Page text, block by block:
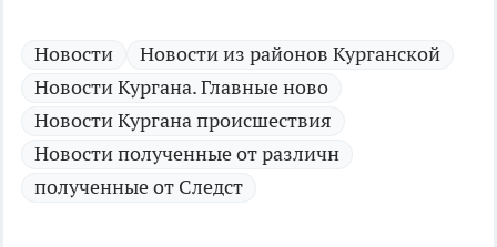
Новости
Новости из районов Курганской
Новости Кургана. Главные ново
Новости Кургана происшествия
Новости полученные от различн
полученные от Следст